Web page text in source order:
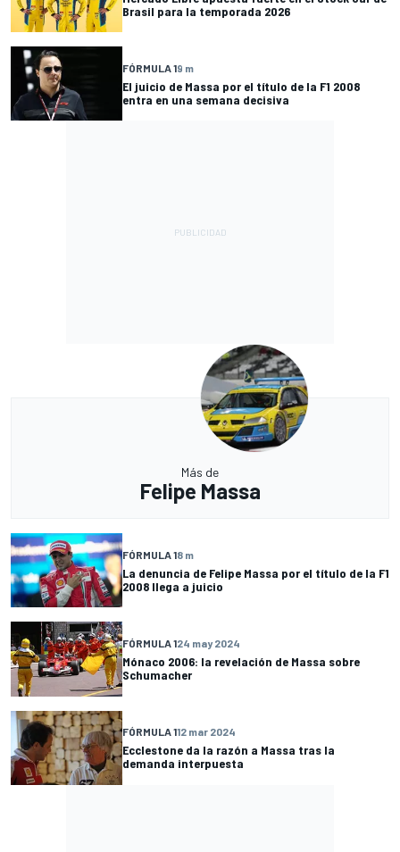
Brasil para la temporada 2026
FÓRMULA 19 m
El juicio de Massa por el título de la F1 2008
entra en una semana decisiva
Más de
Felipe Massa
FÓRMULA 18 m
La denuncia de Felipe Massa por el título de la F1
2008 llega a juicio
FÓRMULA 124 may 2024
Mónaco 2006: la revelación de Massa sobre
Schumacher
FÓRMULA 112 mar 2024
Ecclestone da la razón a Massa tras la
demanda interpuesta